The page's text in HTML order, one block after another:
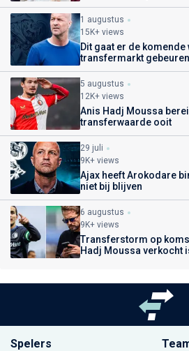
1 augustus
15K+ views
Dit gaat er de komende
transfermarkt
5 augustus
12K+ views
Anis Hadj Moussa
transferwaarde ooit
29 juli
9K+ views
Ajax heeft Arokodare
niet bij blijven
6 augustus
9K+ views
Transferstorm op
Hadj Moussa verkocht
Spelers